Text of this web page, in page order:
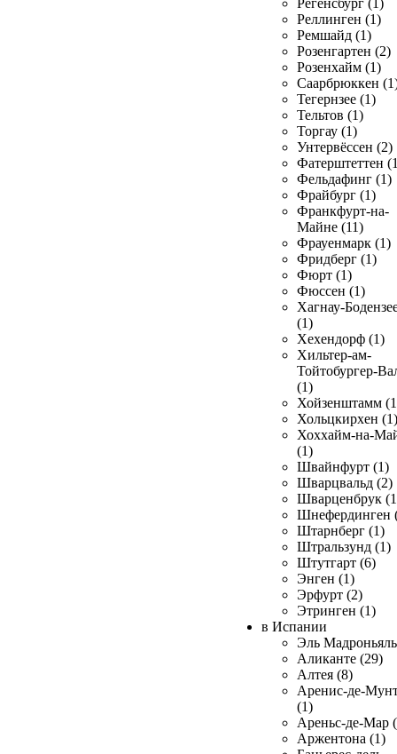
Регенсбург (1)
Реллинген (1)
Ремшайд (1)
Розенгартен (2)
Розенхайм (1)
Саарбрюккен
Тегернзее (1)
Тельтов (1)
Торгау (1)
Унтервёссен (2)
Фатерштеттен
Фельдафинг (1)
Фрайбург (1)
Франкфурт-на-
Майне (11)
Фрауенмарк (1)
Фридберг (1)
Фюрт (1)
Фюссен (1)
Хагнау-
(1)
Хехендорф (1)
Хильтер-ам-
Тойтобургер-
(1)
Хойзенштамм
Хольцкирхен (1)
Хоххайм-на-
(1)
Швайнфурт (1)
Шварцвальд (2)
Шварценбрук
Шнефердинген
Штарнберг (1)
Штральзунд (1)
Штутгарт (6)
Энген (1)
Эрфурт (2)
Этринген (1)
в Испании
Эль
Аликанте (29)
Алтея (8)
Аренис-де-
(1)
Ареньс-де-Мар
Аржентона (1)